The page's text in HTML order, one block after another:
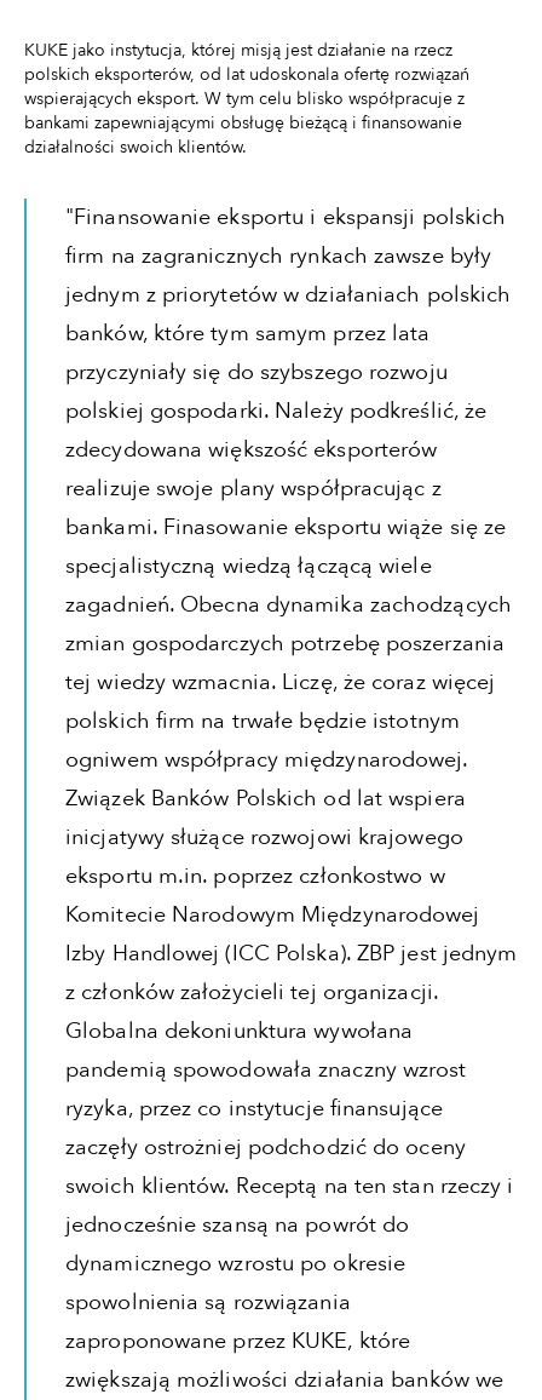
KUKE jako instytucja, której misją jest działanie na rzecz
polskich eksporterów, od lat udoskonala ofertę rozwiązań
wspierających eksport. W tym celu blisko współpracuje z
bankami zapewniającymi obsługę bieżącą i finansowanie
działalności swoich klientów.
"Finansowanie eksportu i ekspansji polskich
firm na zagranicznych rynkach zawsze były
jednym z priorytetów w działaniach polskich
banków, które tym samym przez lata
przyczyniały się do szybszego rozwoju
polskiej gospodarki. Należy podkreślić, że
zdecydowana większość eksporterów
realizuje swoje plany współpracując z
bankami. Finasowanie eksportu wiąże się ze
specjalistyczną wiedzą łączącą wiele
zagadnień. Obecna dynamika zachodzących
zmian gospodarczych potrzebę poszerzania
tej wiedzy wzmacnia. Liczę, że coraz więcej
polskich firm na trwałe będzie istotnym
ogniwem współpracy międzynarodowej.
Związek Banków Polskich od lat wspiera
inicjatywy służące rozwojowi krajowego
eksportu m.in. poprzez członkostwo w
Komitecie Narodowym Międzynarodowej
Izby Handlowej (ICC Polska). ZBP jest jednym
z członków założycieli tej organizacji.
Globalna dekoniunktura wywołana
pandemią spowodowała znaczny wzrost
ryzyka, przez co instytucje finansujące
zaczęły ostrożniej podchodzić do oceny
swoich klientów. Receptą na ten stan rzeczy i
jednocześnie szansą na powrót do
dynamicznego wzrostu po okresie
spowolnienia są rozwiązania
zaproponowane przez KUKE, które
zwiększają możliwości działania banków we